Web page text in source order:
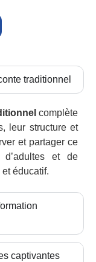
traditionnel
complète
leur structure et
et partager ce
d’adultes et de
éducatif.
captivantes